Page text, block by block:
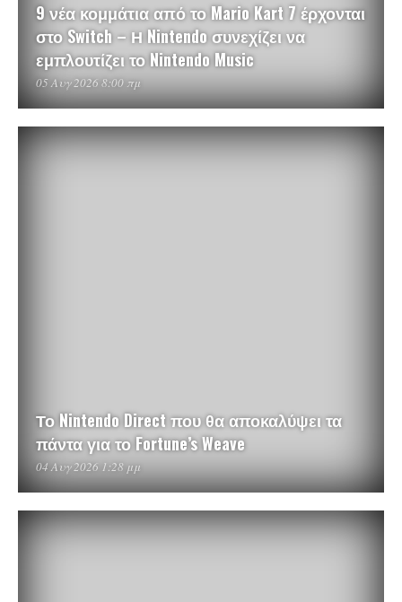
9 νέα κομμάτια από το Mario Kart 7 έρχονται
στο Switch – Η Nintendo συνεχίζει να
εμπλουτίζει το Nintendo Music
05 Αυγ 2026 8:00 πμ
Το Nintendo Direct που θα αποκαλύψει τα
πάντα για το Fortune’s Weave
04 Αυγ 2026 1:28 μμ